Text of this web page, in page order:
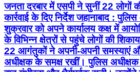
जनता दरबार में एसपी ने सुनीं 22 लोगों
कार्रवाई के दिए निर्देश जहानाबाद :
शुक्रवार को अपने कार्यालय कक्ष में
के विभिन्न क्षेत्रों से पहुंचे लोगों की
22 आगंतुकों ने अपनी-अपनी समस्याएं
अधीक्षक के समक्ष रखीं। पुलिस अधीक्षक